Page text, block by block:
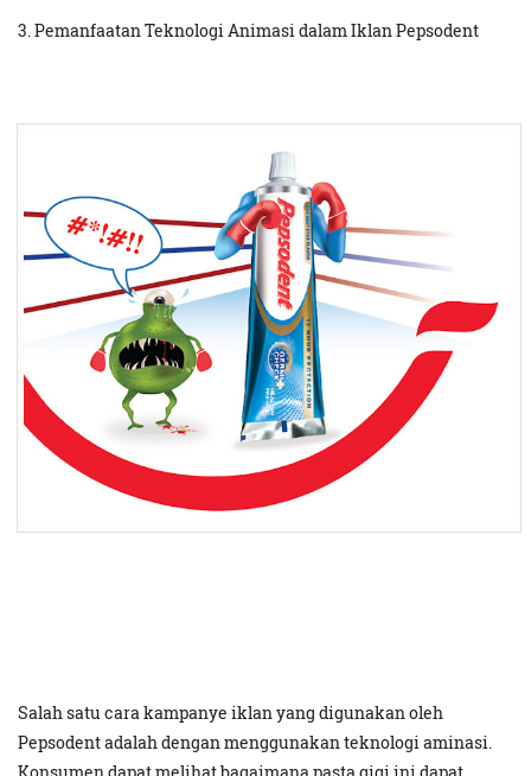
3. Pemanfaatan Teknologi Animasi dalam Iklan Pepsodent
Salah satu cara kampanye iklan yang digunakan oleh
Pepsodent adalah dengan menggunakan teknologi aminasi.